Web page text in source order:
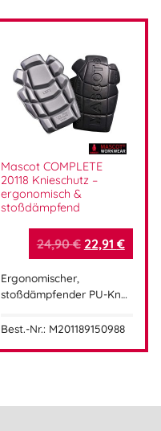
Mascot COMPLETE
20118 Knieschutz –
ergonomisch &
stoßdämpfend
24,90€ 22,91 €
Ergonomischer,
stoßdämpfender PU-Kn…
Best.-Nr.: M20118915 0988